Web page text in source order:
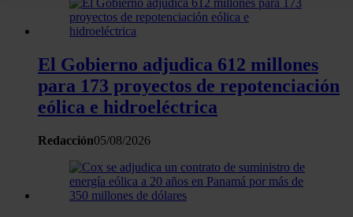
. Puede cambiar o retirar su consentimiento en
momento en la Declaración de cookies.
Las cookies de este sitio web se usan para personalizar el
contenido y los anuncios, ofrecer funciones de redes
analizar el tráfico. Además, compartimos información sobre
sociales, publicidad y análisis web, quienes pueden
con otra información que les haya proporcionado o que
recopilado a partir del uso que haya hecho de sus servicios.
El Gobierno adjudica 612 millones
para 173 proyectos de repotenciación
eólica e hidroeléctrica
Redacción05/08/2026